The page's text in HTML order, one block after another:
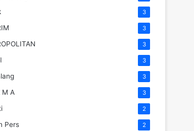
3
3
3
3
3
M A 3
2
Pers 2